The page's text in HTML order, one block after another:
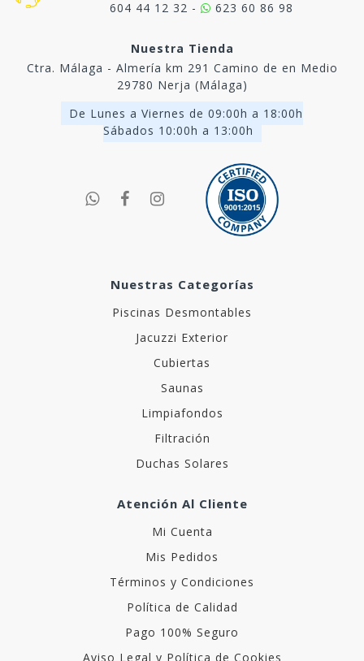
604 44 12 32 - 623 60 86 98
Nuestra Tienda
Ctra. Málaga - Almería km 291 Camino de en Medio
29780 Nerja (Málaga)
De Lunes a Viernes de 09:00h a 18:00h
Sábados 10:00h a 13:00h
Nuestras Categorías
Piscinas Desmontables
Jacuzzi Exterior
Cubiertas
Saunas
Limpiafondos
Filtración
Duchas Solares
Atención Al Cliente
Mi Cuenta
Mis Pedidos
Términos y Condiciones
Política de Calidad
Pago 100% Seguro
Aviso Legal y Política de Cookies